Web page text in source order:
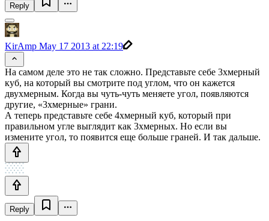
Reply
KirAmp May 17 2013 at 22:19
На самом деле это не так сложно. Представьте себе 3хмерный
куб, на который вы смотрите под углом, что он кажется
двухмерным. Когда вы чуть-чуть меняете угол, появляются
другие, «3хмерные» грани.
А теперь представьте себе 4хмерный куб, который при
правильном угле выглядит как 3хмерных. Но если вы
измените угол, то появится еще больше граней. И так дальше.
Reply